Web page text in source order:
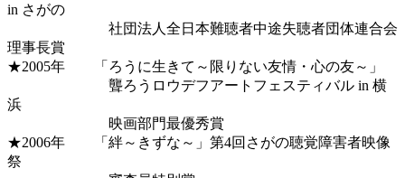
in さがの
社団法人全日本難聴者中途失聴者団体連合会
理事長賞
★2005年 「ろうに生きて～限りない友情・心の友～」
聾ろうロウデフアートフェスティバル in 横
浜
映画部門最優秀賞
★2006年 「絆～きずな～」第4回さがの聴覚障害者映像
祭